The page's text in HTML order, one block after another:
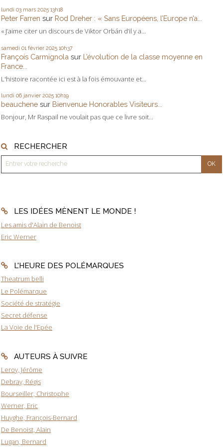
lundi 03 mars 2025 13h18
Peter Farren sur Rod Dreher : « Sans Européens, l’Europe n’a...
« J’aime citer un discours de Viktor Orbán d’il y a...
samedi 01 février 2025 10h37
François Carmignola sur L’évolution de la classe moyenne en
France...
L'histoire racontée ici est à la fois émouvante et...
lundi 06 janvier 2025 10h19
beauchene sur Bienvenue Honorables Visiteurs...
Bonjour, Mr Raspail ne voulait pas que ce livre soit...
RECHERCHER
LES IDÉES MÈNENT LE MONDE !
Les amis d'Alain de Benoist
Eric Werner
L'HEURE DES POLÉMARQUES
Theatrum belli
Le Polémarque
Société de stratégie
Secret défense
La Voie de l'Epée
AUTEURS À SUIVRE
Leroy, Jérôme
Debray, Régis
Bourseiller, Christophe
Werner, Eric
Huyghe, François-Bernard
De Benoist, Alain
Lugan, Bernard